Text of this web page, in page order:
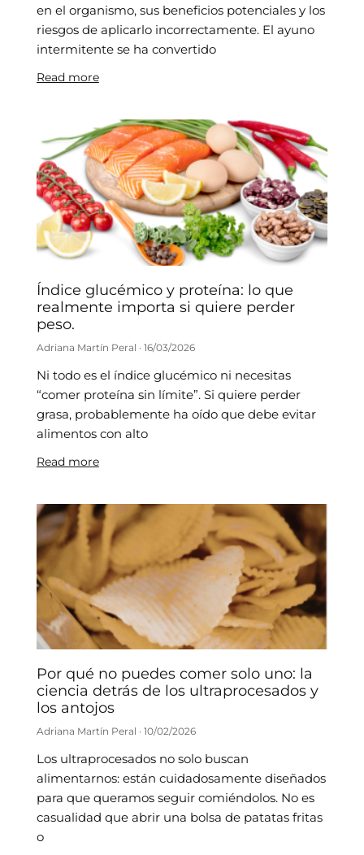
en el organismo, sus beneficios potenciales y los
riesgos de aplicarlo incorrectamente. El ayuno
intermitente se ha convertido
Read more
Índice glucémico y proteína: lo que
realmente importa si quiere perder
peso.
Adriana Martín Peral 16/03/2026
Ni todo es el índice glucémico ni necesitas
“comer proteína sin límite”. Si quiere perder
grasa, probablemente ha oído que debe evitar
alimentos con alto
Read more
Por qué no puedes comer solo uno: la
ciencia detrás de los ultraprocesados y
los antojos
Adriana Martín Peral 10/02/2026
Los ultraprocesados no solo buscan
alimentarnos: están cuidadosamente diseñados
para que queramos seguir comiéndolos. No es
casualidad que abrir una bolsa de patatas fritas
o